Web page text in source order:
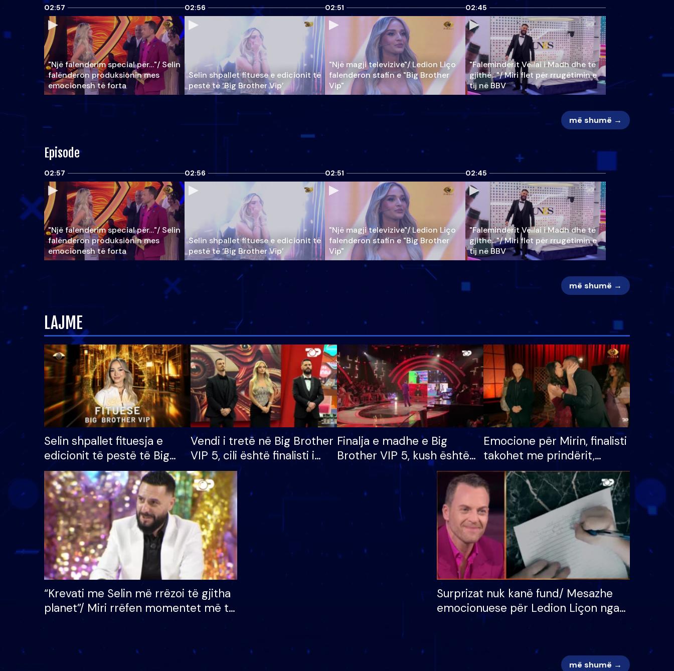
02:57
"Një falenderim special për…"/ Selin
falënderon produksionin mes
emocionesh të forta
02:56
Selin shpallet fituese e edicionit të
pestë të ‘Big Brother Vip’
02:51
"Një magji televizive"/ Ledion Liço
falenderon stafin e "Big Brother
Vip"
02:45
"Faleminderit Vëllai i Madh dhe të
gjithë…"/ Miri flet për rrugëtimin e
tij në BBV
më shumë →
Episode
02:57
"Një falenderim special për…"/ Selin
falënderon produksionin mes
emocionesh të forta
02:56
Selin shpallet fituese e edicionit të
pestë të ‘Big Brother Vip’
02:51
"Një magji televizive"/ Ledion Liço
falenderon stafin e "Big Brother
Vip"
02:45
"Faleminderit Vëllai i Madh dhe të
gjithë…"/ Miri flet për rrugëtimin e
tij në BBV
më shumë →
LAJME
Selin shpallet fituesja e
edicionit të pestë të Big
Brother VIP, rrëmben
çmimin e madh prej 100
mijë eurosh
Vendi i tretë në Big Brother
VIP 5, cili është finalisti i
radhës që lë shtëpinë
Finalja e madhe e Big
Brother VIP 5, kush është
banori i parë që lë shtëpinë
dhe humb mundësinë për
të fituar çmimin e madh
Emocione për Mirin, finalisti
takohet me prindërit,
vajzën dhe bashkëshorten:
S’kemi ndonjë letër divorci
apo jo?
“Krevati me Selin më rrëzoi të gjitha
planet”/ Miri rrëfen momentet më të
bukura në shtëpinë e BB VIP: Do më
Surprizat nuk kanë fund/ Mesazhe
emocionuese për Ledion Liçon nga
nëna dhe fëmijët e tij, moderatori
më shumë →